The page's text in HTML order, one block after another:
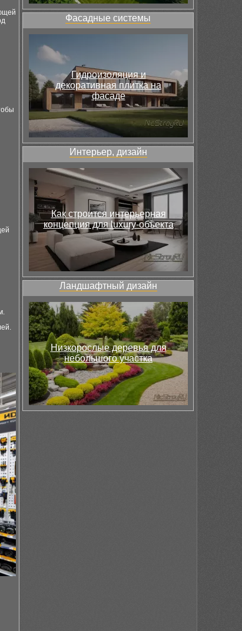
Фасадные системы
Гидроизоляция и
декоративная плитка на
фасаде
Интерьер, дизайн
Как строится интерьерная
концепция для luxury-объекта
Ландшафтный дизайн
Низкорослые деревья для
небольшого участка